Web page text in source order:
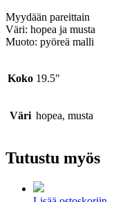
Myydään pareittain
Väri: hopea ja musta
Muoto: pyöreä malli
Koko 19.5"
Väri hopea, musta
Tutustu myös